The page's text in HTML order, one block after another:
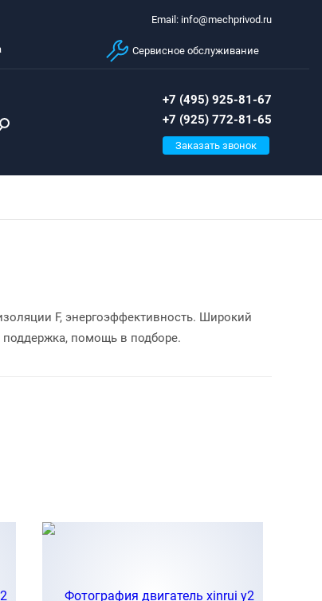
Email: info@mechprivod.ru
Сервисное обслуживание
+7 (495) 925-81-67
+7 (925) 772-81-65
Заказать звонок
F, энергоэффективность. Широкий
поддержка, помощь в подборе.